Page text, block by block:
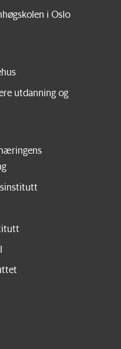
i Oslo
utdanning og